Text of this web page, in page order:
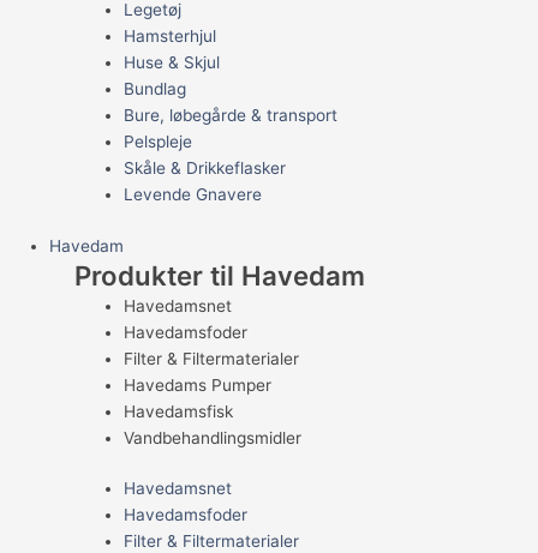
Legetøj
Hamsterhjul
Huse & Skjul
Bundlag
Bure, løbegårde & transport
Pelspleje
Skåle & Drikkeflasker
Levende Gnavere
Havedam
Produkter til Havedam
Havedamsnet
Havedamsfoder
Filter & Filtermaterialer
Havedams Pumper
Havedamsfisk
Vandbehandlingsmidler
Havedamsnet
Havedamsfoder
Filter & Filtermaterialer